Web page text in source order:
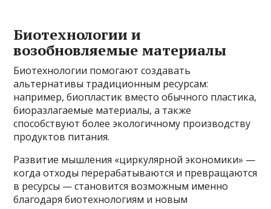
Биотехнологии и
возобновляемые материалы
Биотехнологии помогают создавать
альтернативы традиционным ресурсам:
например, биопластик вместо обычного пластика,
биоразлагаемые материалы, а также
способствуют более экологичному производству
продуктов питания.
Развитие мышления «циркулярной экономики» —
когда отходы перерабатываются и превращаются
в ресурсы — становится возможным именно
благодаря биотехнологиям и новым